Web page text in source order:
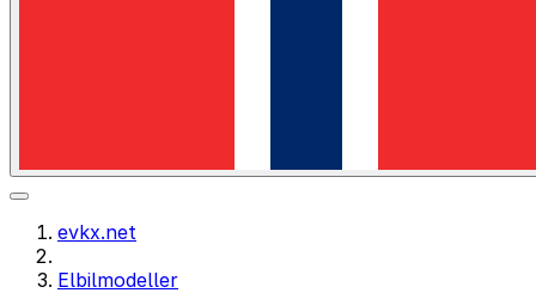
evkx.net
Elbilmodeller